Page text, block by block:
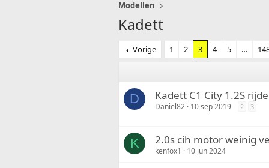
Modellen
Kadett
Vorige 1 2 3 4 5 …
D Kadett C1 City 1.2S
Daniel82 10 sep 2019 2 3
K 2.0s cih motor weinig
kenfox1 10 jun 2024